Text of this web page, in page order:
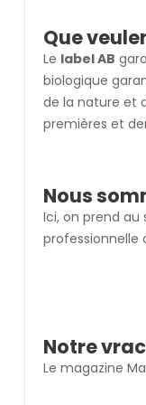
Que
Le label AB
biologique
de la nature et
premières et
Nous
Ici, on prend au
professionnelle
Notre
Le magazine